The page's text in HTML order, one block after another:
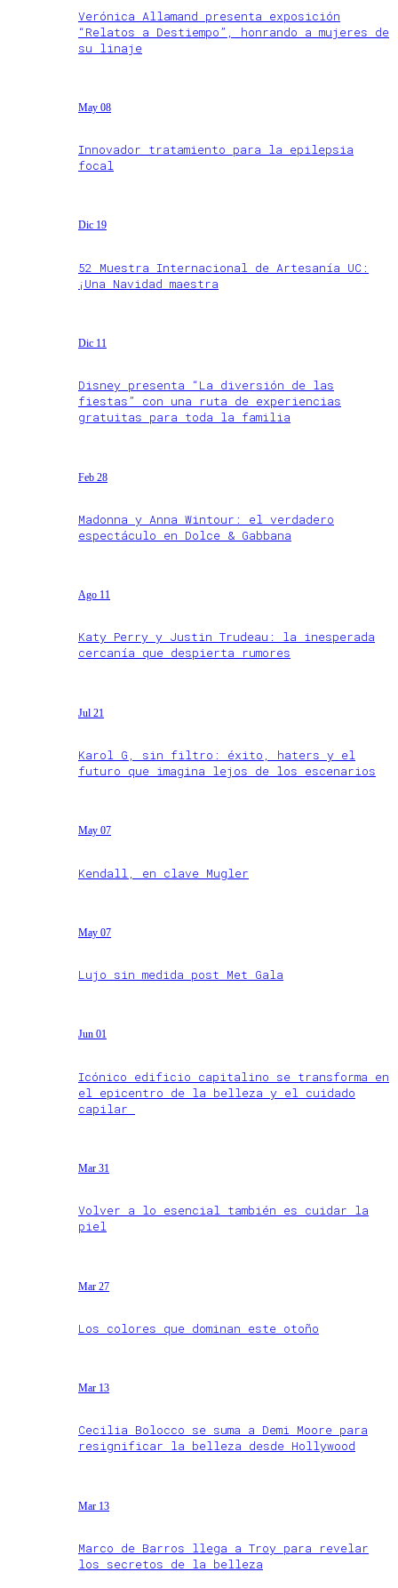
Verónica Allamand presenta exposición
“Relatos a Destiempo”, honrando a mujeres de
su linaje
May 08
Innovador tratamiento para la epilepsia
focal
Dic 19
52 Muestra Internacional de Artesanía UC:
¡Una Navidad maestra
Dic 11
Disney presenta “La diversión de las
fiestas” con una ruta de experiencias
gratuitas para toda la familia
Feb 28
Madonna y Anna Wintour: el verdadero
espectáculo en Dolce & Gabbana
Ago 11
Katy Perry y Justin Trudeau: la inesperada
cercanía que despierta rumores
Jul 21
Karol G, sin filtro: éxito, haters y el
futuro que imagina lejos de los escenarios
May 07
Kendall, en clave Mugler
May 07
Lujo sin medida post Met Gala
Jun 01
Icónico edificio capitalino se transforma en
el epicentro de la belleza y el cuidado
capilar
Mar 31
Volver a lo esencial también es cuidar la
piel
Mar 27
Los colores que dominan este otoño
Mar 13
Cecilia Bolocco se suma a Demi Moore para
resignificar la belleza desde Hollywood
Mar 13
Marco de Barros llega a Troy para revelar
los secretos de la belleza